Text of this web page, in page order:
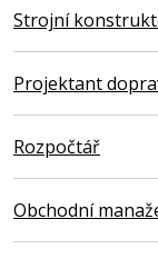
Strojní
Projektant
Rozpočtář
Obchodní